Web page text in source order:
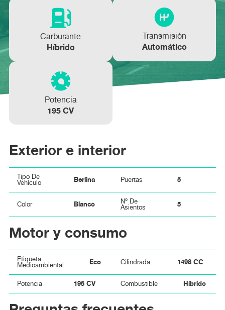
Carburante
Híbrido
Transmisión
Automático
Potencia
195 CV
Exterior e interior
Tipo De
Vehículo
Berlina Puertas 5
Color Blanco
Nº De
Asientos
5
Motor y consumo
Etiqueta
Medioambiental
Eco Cilindrada 1498 CC
Potencia 195 CV Combustible Híbrido